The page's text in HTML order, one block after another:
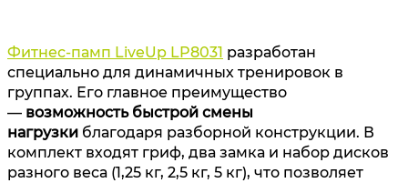
Фитнес-памп LiveUp LP8031 разработан
специально для динамичных тренировок в
группах. Его главное преимущество
— возможность быстрой смены
нагрузки благодаря разборной конструкции. В
комплект входят гриф, два замка и набор дисков
разного веса (1,25 кг, 2,5 кг, 5 кг), что позволяет